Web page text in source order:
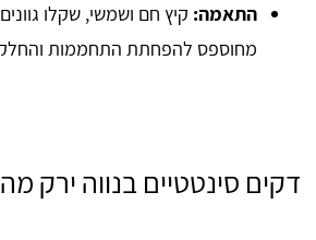
התאמה: קיץ חם ושמשי, שקלו
מחוספס להפחתת התחממות
דקים סינטטיים בנווה ירק